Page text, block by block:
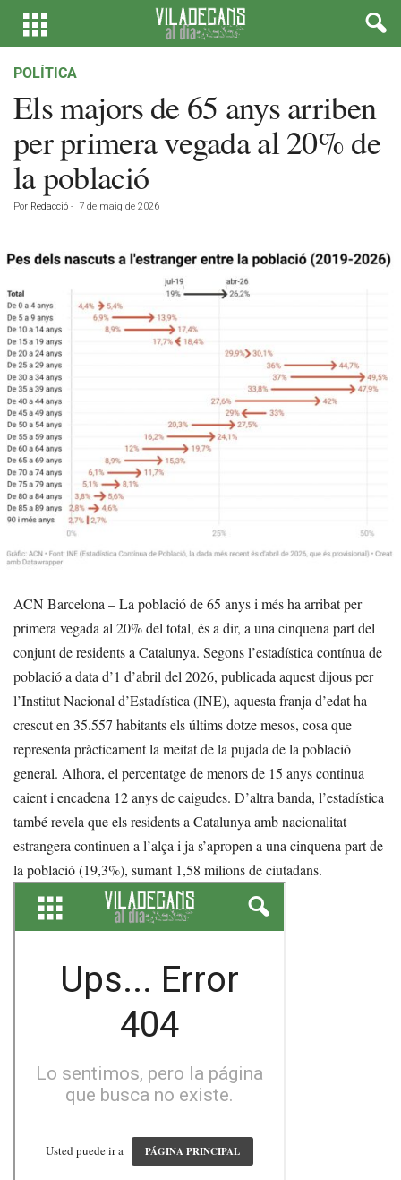
POLÍTICA
Els majors de 65 anys arriben
per primera vegada al 20% de
la població
Por Redacció - 7 de maig de 2026
ACN Barcelona – La població de 65 anys i més ha arribat per
primera vegada al 20% del total, és a dir, a una cinquena part del
conjunt de residents a Catalunya. Segons l’estadística contínua de
població a data d’1 d’abril del 2026, publicada aquest dijous per
l’Institut Nacional d’Estadística (INE), aquesta franja d’edat ha
crescut en 35.557 habitants els últims dotze mesos, cosa que
representa pràcticament la meitat de la pujada de la població
general. Alhora, el percentatge de menors de 15 anys continua
caient i encadena 12 anys de caigudes. D’altra banda, l’estadística
també revela que els residents a Catalunya amb nacionalitat
estrangera continuen a l’alça i ja s’apropen a una cinquena part de
la població (19,3%), sumant 1,58 milions de ciutadans.